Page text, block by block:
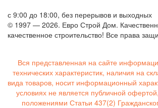
с 9:00 до 18:00, без перерывов и выходных
© 1997 — 2026. Евро Строй Дом.
качественное строительство! Все права
Вся представленная на сайте
технических характеристик, наличия на
вида товаров, носит информационный
условиях не является публичной
положениями Статьи 437(2)